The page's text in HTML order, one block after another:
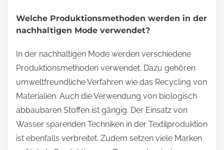
Welche Produktionsmethoden werden in der
nachhaltigen Mode verwendet?
In der nachhaltigen Mode werden verschiedene
Produktionsmethoden verwendet. Dazu gehören
umweltfreundliche Verfahren wie das Recycling von
Materialien. Auch die Verwendung von biologisch
abbaubaren Stoffen ist gängig. Der Einsatz von
Wasser sparenden Techniken in der Textilproduktion
ist ebenfalls verbreitet. Zudem setzen viele Marken